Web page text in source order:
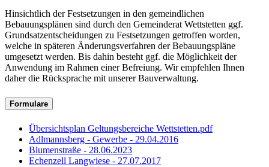
Hinsichtlich der Festsetzungen in den gemeindlichen
Bebauungsplänen sind durch den Gemeinderat Wettstetten ggf.
Grundsatzentscheidungen zu Festsetzungen getroffen worden,
welche in späteren Änderungsverfahren der Bebauungspläne
umgesetzt werden. Bis dahin besteht ggf. die Möglichkeit der
Anwendung im Rahmen einer Befreiung. Wir empfehlen Ihnen
daher die Rücksprache mit unserer Bauverwaltung.
Formulare
Übersichtsplan Geltungsbereiche Wettstetten.pdf
Adlmannsberg - Gewerbe - 29.04.2016
Blumenstraße - 28.06.2023
Echenzell Langwiese - 27.07.2017